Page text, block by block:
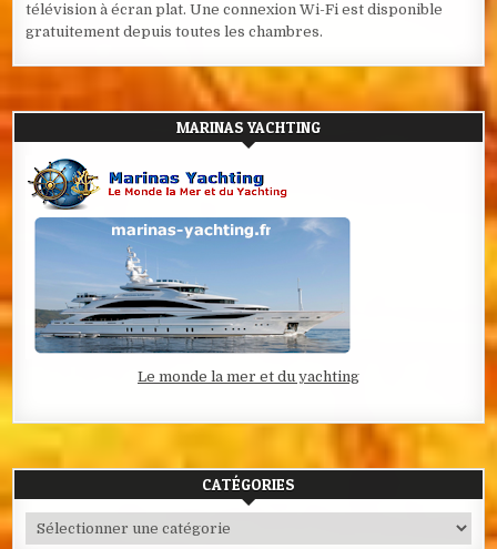
télévision à écran plat. Une connexion Wi-Fi est disponible
gratuitement depuis toutes les chambres.
MARINAS YACHTING
Le monde la mer et du yachting
CATÉGORIES
Catégories